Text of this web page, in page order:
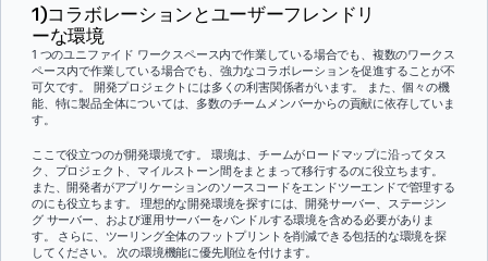
1)コラボレーションとユーザーフレンドリ
ーな環境
1 つのユニファイド ワークスペース内で作業している場合でも、複数のワークス
ペース内で作業している場合でも、強力なコラボレーションを促進することが不
可欠です。 開発プロジェクトには多くの利害関係者がいます。 また、個々の機
能、特に製品全体については、多数のチームメンバーからの貢献に依存していま
す。
ここで役立つのが開発環境です。 環境は、チームがロードマップに沿ってタス
ク、プロジェクト、マイルストーン間をまとまって移行するのに役立ちます。
また、開発者がアプリケーションのソースコードをエンドツーエンドで管理する
のにも役立ちます。 理想的な開発環境を探すには、開発サーバー、ステージン
グ サーバー、および運用サーバーをバンドルする環境を含める必要がありま
す。 さらに、ツーリング全体のフットプリントを削減できる包括的な環境を探
してください。 次の環境機能に優先順位を付けます。